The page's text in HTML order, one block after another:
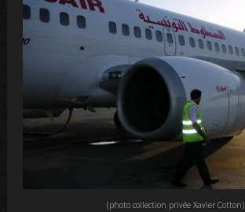
(photo collection privée Xavier Cotton)